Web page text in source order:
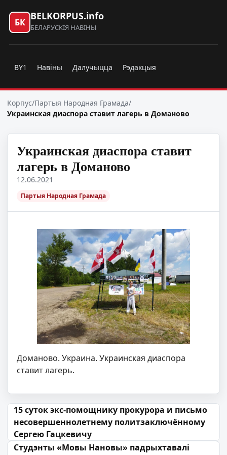
БК
BELKORPUS.info
БЕЛАРУСКІЯ НАВІНЫ
BY1 Навіны Далучыцца Рэдакцыя
Корпус/Партыя Народная Грамада/
Украинская диаспора ставит лагерь в Доманово
Украинская диаспора ставит
лагерь в Доманово
12.06.2021
Партыя Народная Грамада
Доманово. Украина. Украинская диаспора
ставит лагерь.
Навігацыя па запісах
15 суток экс-помощнику прокурора и письмо
несовершеннолетнему политзаключённому
Сергею Гацкевичу
Студэнты «Мовы Нановы» падрыхтавалі